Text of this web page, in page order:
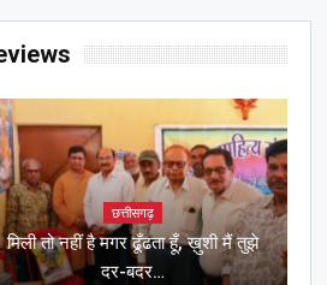
छत्तीसगढ़
मिली तो नहीं है मगर ढूँढता हूँ, ख़ुशी मैं तुझे
दर-बदर…